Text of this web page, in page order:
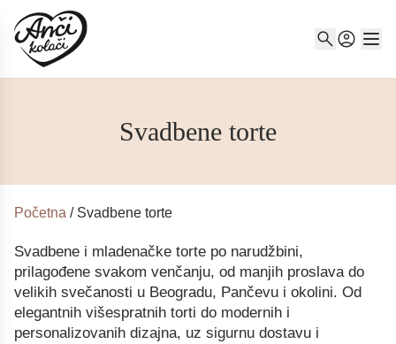
Svadbene torte
Početna / Svadbene torte
Svadbene i mladenačke torte po narudžbini,
prilagođene svakom venčanju, od manjih proslava do
velikih svečanosti u Beogradu, Pančevu i okolini. Od
elegantnih višespratnih torti do modernih i
personalizovanih dizajna, uz sigurnu dostavu i